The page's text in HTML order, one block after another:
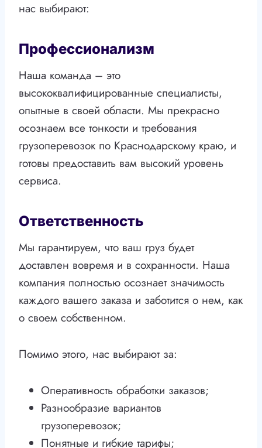
нас выбирают:
Профессионализм
Наша команда – это
высококвалифицированные специалисты,
опытные в своей области. Мы прекрасно
осознаем все тонкости и требования
грузоперевозок по Краснодарскому краю, и
готовы предоставить вам высокий уровень
сервиса.
Ответственность
Мы гарантируем, что ваш груз будет
доставлен вовремя и в сохранности. Наша
компания полностью осознает значимость
каждого вашего заказа и заботится о нем, как
о своем собственном.
Помимо этого, нас выбирают за:
Оперативность обработки заказов;
Разнообразие вариантов
грузоперевозок;
Понятные и гибкие тарифы;